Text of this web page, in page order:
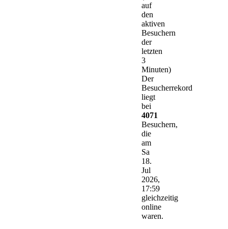
auf
den
aktiven
Besuchern
der
letzten
3
Minuten)
Der
Besucherrekord
liegt
bei
4071
Besuchern,
die
am
Sa
18.
Jul
2026,
17:59
gleichzeitig
online
waren.